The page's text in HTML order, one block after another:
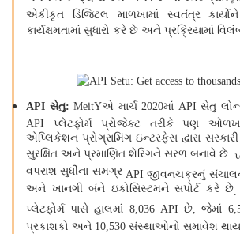
એકીકૃત ડિજિટલ માળખામાં સ્વતંત્ર
કાર્યક્ષમતામાં સુધારો કરે છે અને પ્રક્રિયામાં
API સેતુ: MeitYએ માર્ચ 2020માં API સેતુ
API પ્લેટફોર્મ પ્રોજેક્ટ તરીકે પણ
એપ્લિકેશન પ્રોગ્રામિંગ ઇન્ટરફેસ દ્વારા
સુરક્ષિત અને પ્રમાણિત શેરિંગને સરળ બનાવે છે.
વપરાશ સુધીના સમગ્ર APIજીવનચક્રનું
અને ખાનગી બંને ઇકોસિસ્ટમને સપોર્ટ કરે છે.
પ્લેટફોર્મ પાસે હાલમાં 8,036 APIછે,જેમાં
પ્રકાશકો અને 10,530 સંસ્થાઓનો સમાવેશ